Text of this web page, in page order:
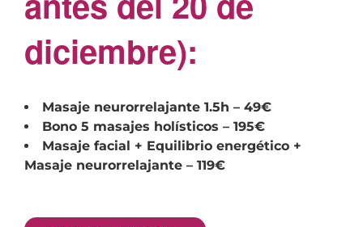
diciembre):
Masaje neurorrelajante 1.5h – 49€
Bono 5 masajes holísticos – 195€
Masaje facial + Equilibrio energético +
Masaje neurorrelajante – 119€